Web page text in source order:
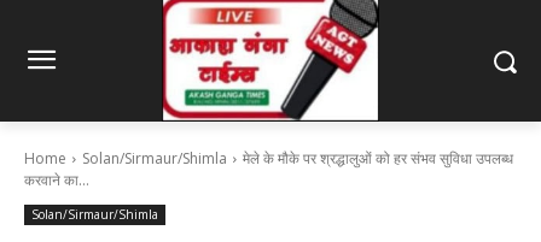
Home Solan/Sirmaur/Shimla
मेले के मौके पर श्रद्धालुओं को हर संभव सुविधा उपलब्ध
करवाने का...
Solan/Sirmaur/Shimla